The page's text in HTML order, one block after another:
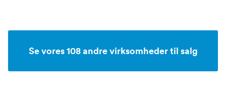
Se vores 108 andre virksomheder til salg